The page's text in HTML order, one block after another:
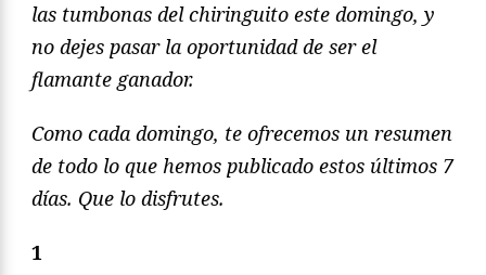
las tumbonas del chiringuito este domingo, y
no dejes pasar la oportunidad de ser el
flamante ganador.
Como cada domingo, te ofrecemos un resumen
de todo lo que hemos publicado estos últimos 7
días. Que lo disfrutes.
1